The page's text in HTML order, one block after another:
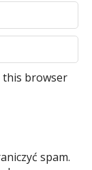
this browser
spam.